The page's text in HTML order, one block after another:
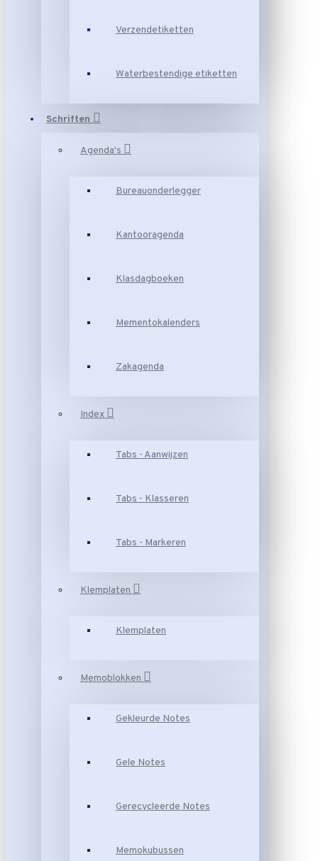
Verzendetiketten
Waterbestendige etiketten
Schriften
Agenda's
Bureauonderlegger
Kantooragenda
Klasdagboeken
Mementokalenders
Zakagenda
Index
Tabs - Aanwijzen
Tabs - Klasseren
Tabs - Markeren
Klemplaten
Klemplaten
Memoblokken
Gekleurde Notes
Gele Notes
Gerecycleerde Notes
Memokubussen